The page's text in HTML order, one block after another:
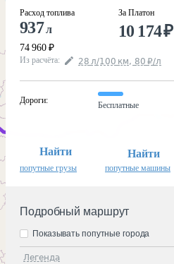
Расход топлива
937л
74 960 ₽
За Платон
10 174₽
Из расчёта: 28 л/100 км, 80 ₽/л
Дороги:
Бесплатные
Найти
попутные грузы
Найти
попутные машины
Подробный маршрут
Легенда
Показывать попутные города